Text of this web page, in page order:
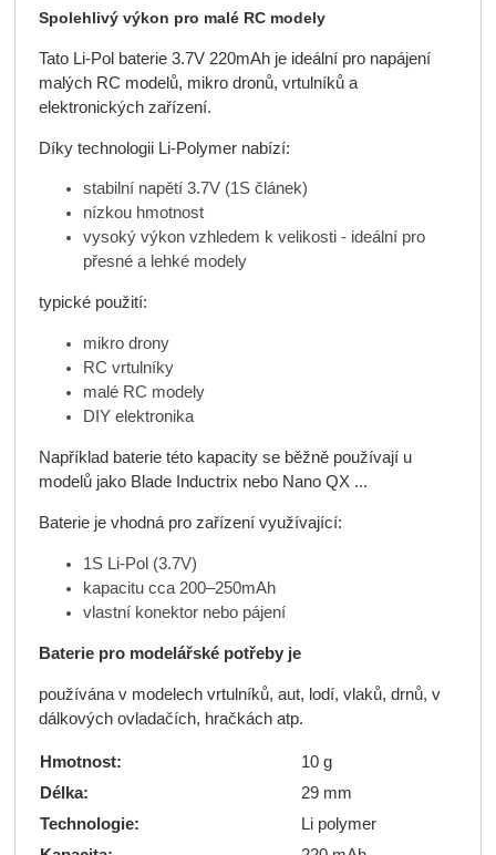
Spolehlivý výkon pro malé RC modely
Tato Li-Pol baterie 3.7V 220mAh je ideální pro napájení
malých RC modelů, mikro dronů, vrtulníků a
elektronických zařízení.
Díky technologii Li-Polymer nabízí:
stabilní napětí 3.7V (1S článek)
nízkou hmotnost
vysoký výkon vzhledem k velikosti - ideální pro
přesné a lehké modely
typické použití:
mikro drony
RC vrtulníky
malé RC modely
DIY elektronika
Například baterie této kapacity se běžně používají u
modelů jako Blade Inductrix nebo Nano QX ...
Baterie je vhodná pro zařízení využívající:
1S Li-Pol (3.7V)
kapacitu cca 200–250mAh
vlastní konektor nebo pájení
Baterie pro modelářské potřeby je
používána v modelech vrtulníků, aut, lodí, vlaků, drnů, v
dálkových ovladačích, hračkách atp.
Hmotnost:
10 g
Délka:
29 mm
Technologie:
Li polymer